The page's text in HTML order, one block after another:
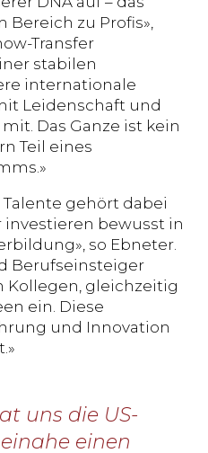
Bereich zu Profis»,
Transfer
stabilen
internationale
Leidenschaft und
Das Ganze ist kein
Teil eines
gehört dabei
investieren bewusst in
so Ebneter.
Berufseinsteiger
Kollegen, gleichzeitig
ein. Diese
und Innovation
uns die US-
einen